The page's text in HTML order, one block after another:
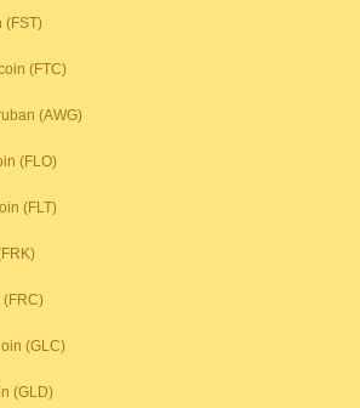
(FST)
(FTC)
(AWG)
(FLO)
(FLT)
(FRC)
(GLC)
(GLD)